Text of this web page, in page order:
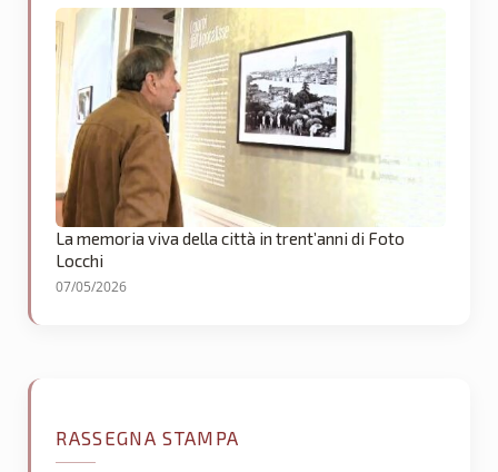
La memoria viva della città in trent’anni di Foto
Locchi
07/05/2026
RASSEGNA STAMPA